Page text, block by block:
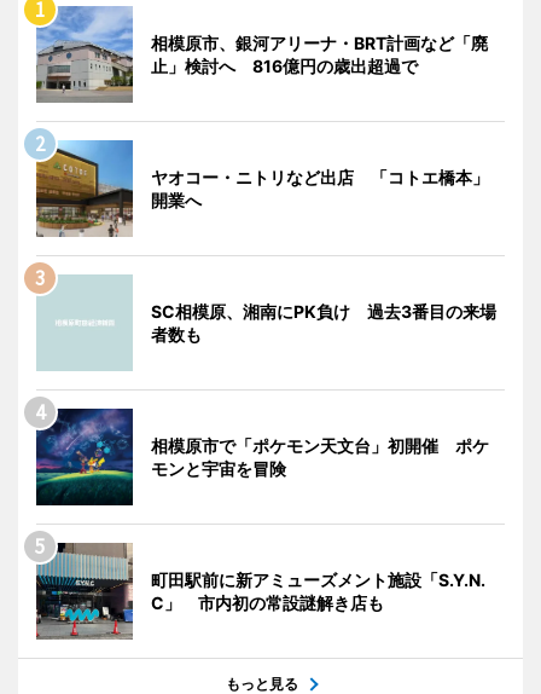
相模原市、銀河アリーナ・BRT計画など「廃
止」検討へ 816億円の歳出超過で
ヤオコー・ニトリなど出店 「コトエ橋本」
開業へ
SC相模原、湘南にPK負け 過去3番目の来場
者数も
相模原市で「ポケモン天文台」初開催 ポケ
モンと宇宙を冒険
町田駅前に新アミューズメント施設「S.Y.N.
C」 市内初の常設謎解き店も
もっと見る